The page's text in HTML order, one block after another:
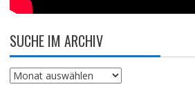
SUCHE IM ARCHIV
Suche